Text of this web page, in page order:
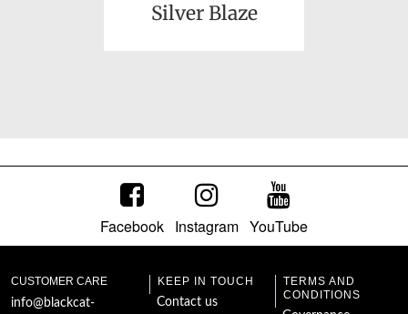
Silver Blaze
Facebook Instagram YouTube